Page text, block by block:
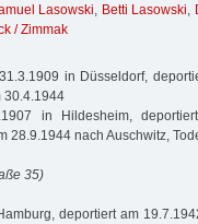
Lasowski, Betti Lasowski,
/ Zimmak
in Düsseldorf,
30.4.1944
in Hildesheim,
28.9.1944 nach Auschwitz,
35)
deportiert am